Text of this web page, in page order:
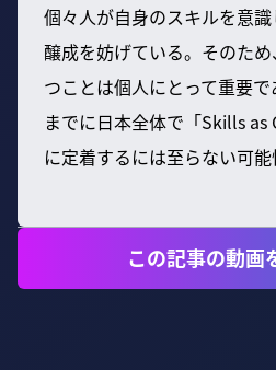
個々人が自身のスキルを意
醸成を妨げている。そのた
つことは個人にとって重要
までに日本全体で「Skills
に定着するには至らない可能
この記事の動画